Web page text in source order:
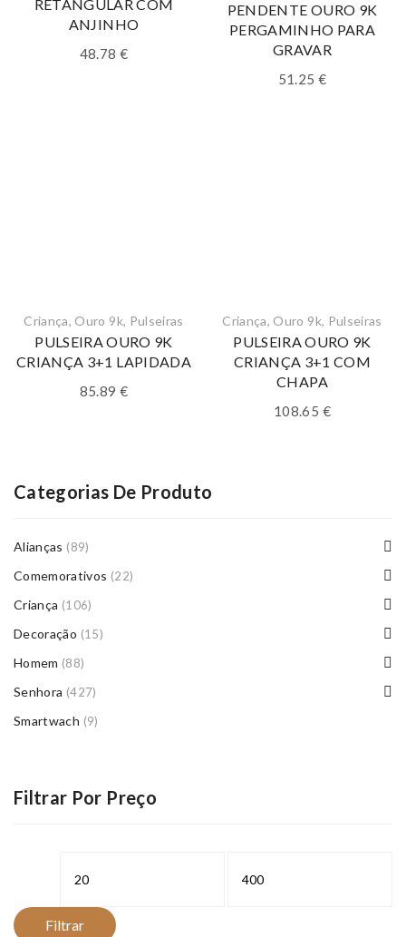
RETANGULAR COM
ANJINHO
48.78 €
PENDENTE OURO 9K
PERGAMINHO PARA
GRAVAR
51.25 €
Criança, Ouro 9k, Pulseiras
PULSEIRA OURO 9K
CRIANÇA 3+1 LAPIDADA
85.89 €
Criança, Ouro 9k, Pulseiras
PULSEIRA OURO 9K
CRIANÇA 3+1 COM
CHAPA
108.65 €
Categorias De Produto
Alianças (89)
Comemorativos (22)
Criança (106)
Decoração (15)
Homem (88)
Senhora (427)
Smartwach (9)
Filtrar Por Preço
Filtrar